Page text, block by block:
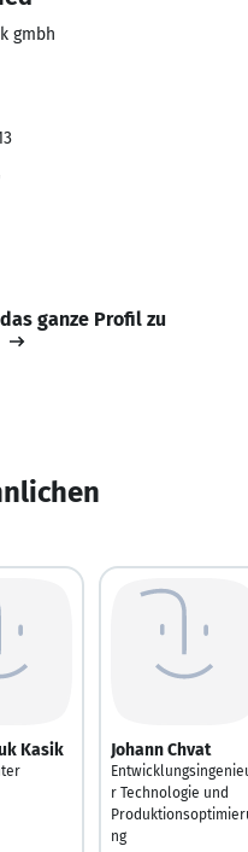
gmbh
ganze Profil zu
Kasik Johann Chvat
r Technologie und
ng